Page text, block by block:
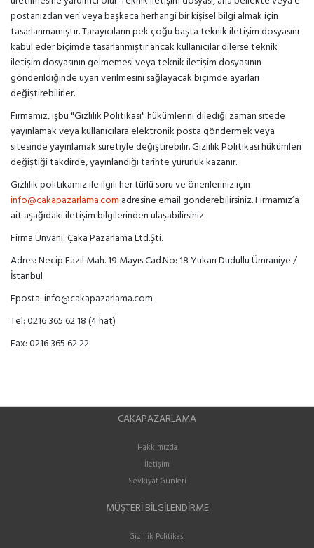
postanızdan veri veya başkaca herhangi bir kişisel bilgi almak için
tasarlanmamıştır. Tarayıcıların pek çoğu başta teknik iletişim dosyasını
kabul eder biçimde tasarlanmıştır ancak kullanıcılar dilerse teknik
iletişim dosyasının gelmemesi veya teknik iletişim dosyasının
gönderildiğinde uyarı verilmesini sağlayacak biçimde ayarları
değiştirebilirler.
Firmamız, işbu "Gizlilik Politikası" hükümlerini dilediği zaman sitede
yayınlamak veya kullanıcılara elektronik posta göndermek veya
sitesinde yayınlamak suretiyle değiştirebilir. Gizlilik Politikası hükümleri
değiştiği takdirde, yayınlandığı tarihte yürürlük kazanır.
Gizlilik politikamız ile ilgili her türlü soru ve önerileriniz için
info@cakapazarlama.com adresine email gönderebilirsiniz. Firmamız’a
ait aşağıdaki iletişim bilgilerinden ulaşabilirsiniz.
Firma Ünvanı: Çaka Pazarlama Ltd.Şti.
Adres: Necip Fazıl Mah. 19 Mayıs Cad.No: 18 Yukarı Dudullu Ümraniye /
İstanbul
Eposta: info@cakapazarlama.com
Tel: 0216 365 62 18 (4 hat)
Fax: 0216 365 62 22
CAKAPAZARLAMA
Hakkımızda
İletişim
Sevkiyat Günleri
MÜŞTERI BILGILENDIRME
Gizlilik Politikası